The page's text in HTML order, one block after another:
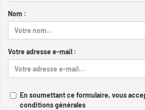
Nom :
Votre adresse e-mail :
En soumettant ce formulaire, vous
conditions générales